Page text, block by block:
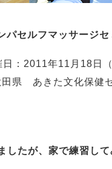
パセルフマッサージセ
：2011年11月18日（
田県 あきた文化保健
したが、家で練習し